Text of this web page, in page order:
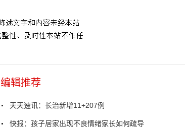
编辑推荐
天天速讯：长治新增11+207例
快报：孩子居家出现不良情绪家长如何疏导